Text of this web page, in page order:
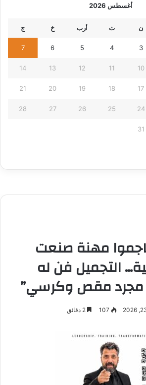
أغسطس 2026
ن ث أرب خ ج
3
4
5
6
7
10
11
12
13
14
17
18
19
20
21
24
25
26
27
28
31